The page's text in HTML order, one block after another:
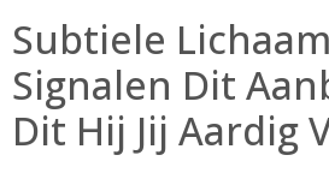
Subtiele
Signalen Dit
Dit Hij Jij Aardig